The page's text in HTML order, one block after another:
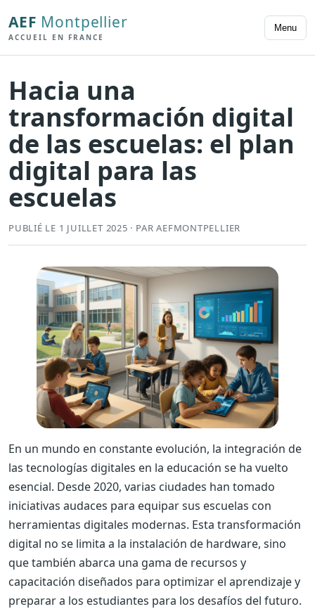
AEF Montpellier
ACCUEIL EN FRANCE
Menu
Hacia una
transformación digital
de las escuelas: el plan
digital para las
escuelas
PUBLIÉ LE 1 JUILLET 2025 · PAR AEFMONTPELLIER
En un mundo en constante evolución, la integración de
las tecnologías digitales en la educación se ha vuelto
esencial. Desde 2020, varias ciudades han tomado
iniciativas audaces para equipar sus escuelas con
herramientas digitales modernas. Esta transformación
digital no se limita a la instalación de hardware, sino
que también abarca una gama de recursos y
capacitación diseñados para optimizar el aprendizaje y
preparar a los estudiantes para los desafíos del futuro.